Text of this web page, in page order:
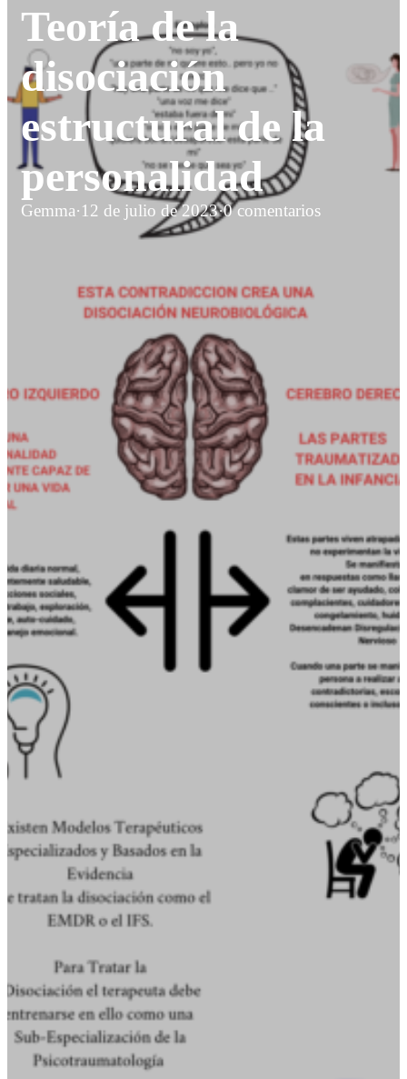
Teoría de la
disociación
estructural de la
personalidad
Gemma·12 de julio de 2023·0 comentarios